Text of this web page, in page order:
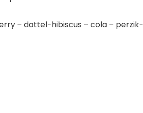
– dattel-hibiscus – cola – perzik-